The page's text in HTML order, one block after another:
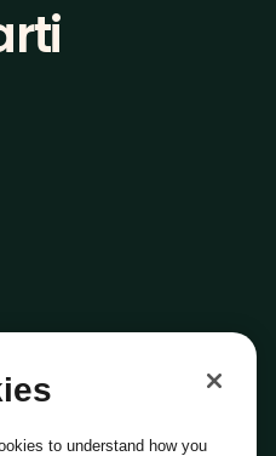
to understand how you